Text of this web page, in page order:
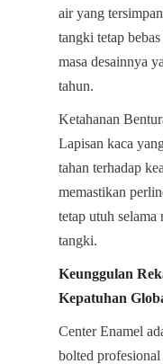
air yang
tangki tetap
masa desainnya
tahun.
Ketahanan
Lapisan kaca
tahan terhadap
memastikan
tetap utuh selama
tangki.
Keunggulan
Kepatuhan
Center Enamel
bolted